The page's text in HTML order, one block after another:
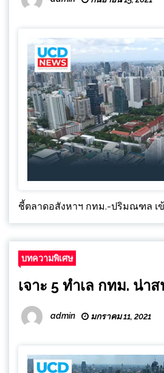
ชี้ตลาดอสังหาฯ กทม.-ปริมณฑล เ
บทความพิเศษ
เจาะ 5 ทำเล กทม. น่า
admin มกราคม 11, 2021